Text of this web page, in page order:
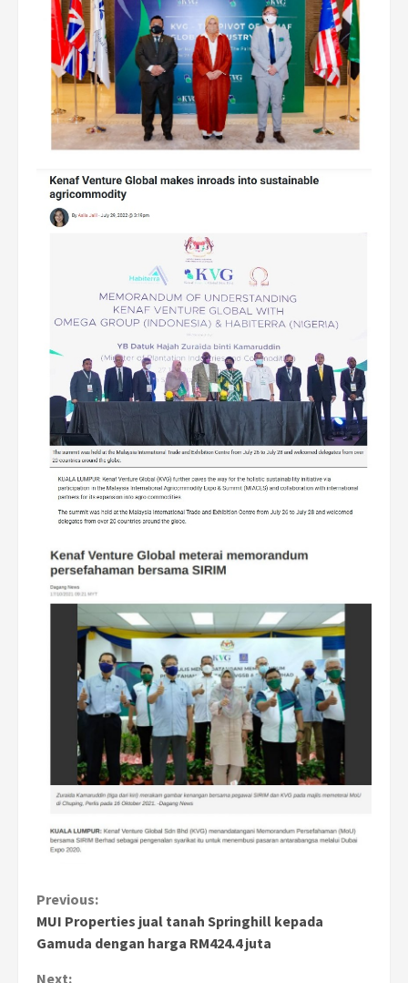
Continue
Reading
Previous:
MUI Properties jual tanah Springhill kepada
Gamuda dengan harga RM424.4 juta
Next: